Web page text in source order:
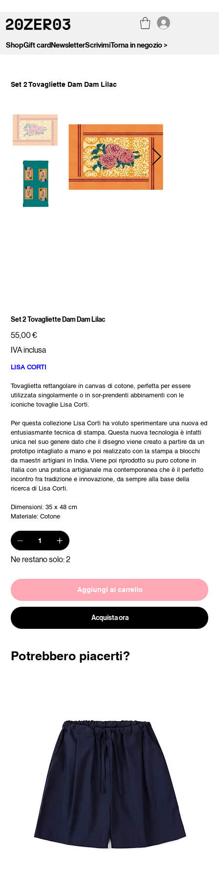
ShopGift cardNewsletterScrivimiTorna in negozio >
Set 2 Tovagliette Dam Dam Lilac
Set 2 Tovagliette Dam Dam Lilac
Prezzo
55,00 €
IVA inclusa
LISA CORTI
Tovaglietta rettangolare in canvas di cotone, perfetta per essere
utilizzata singolarmente o in sor-prendenti abbinamenti con le
iconiche tovaglie Lisa Corti.
Per questa collezione Lisa Corti ha voluto sperimentare una nuova ed
entusiasmante tecnica di stampa. Questa nuova tecnologia è infatti
unica nel suo genere dato che il disegno viene creato a partire da un
prototipo intagliato a mano e poi realizzato con la stampa a blocchi
da maestri artigiani in India. Viene poi riprodotto su puro cotone in
Italia con una pratica artigianale ma contemporanea che è il perfetto
incontro fra tradizione e innovazione, da sempre alla base della
ricerca di Lisa Corti.
Dimensioni: 35 x 48 cm
Materiale: Cotone
Ne restano solo: 2
Aggiungi al carrello
Acquista ora
Potrebbero piacerti?